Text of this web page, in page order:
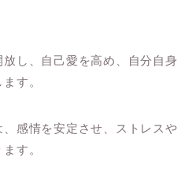
し、自己愛を高め、自分自身
す。
感情を安定させ、ストレスや
す。